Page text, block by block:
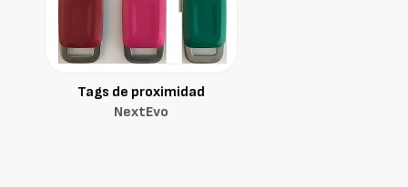
Tags de proximidad
NextEvo